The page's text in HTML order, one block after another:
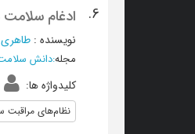
6. ادغام
نویسنده : طاهری
مجله:دانش
کلیدواژه ها:
نظام‌های مراقبت